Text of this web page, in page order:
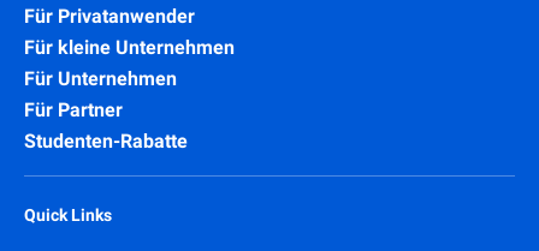
Für Privatanwender
Für kleine Unternehmen
Für Unternehmen
Für Partner
Studenten-Rabatte
Quick Links